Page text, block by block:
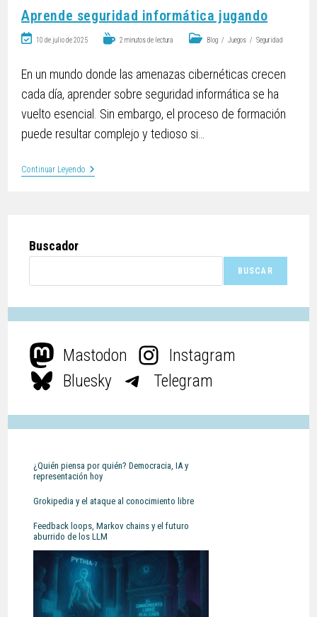
Aprende seguridad informática jugando
10 de julio de 2025 2 minutos de lectura Blog / Juegos / Seguridad
En un mundo donde las amenazas cibernéticas crecen
cada día, aprender sobre seguridad informática se ha
vuelto esencial. Sin embargo, el proceso de formación
puede resultar complejo y tedioso si…
Continuar Leyendo
Buscador
BUSCAR
Mastodon
Instagram
Bluesky
Telegram
¿Quién piensa por quién? Democracia, IA y
representación hoy
Grokipedia y el ataque al conocimiento libre
Feedback loops, Markov chains y el futuro
aburrido de los LLM